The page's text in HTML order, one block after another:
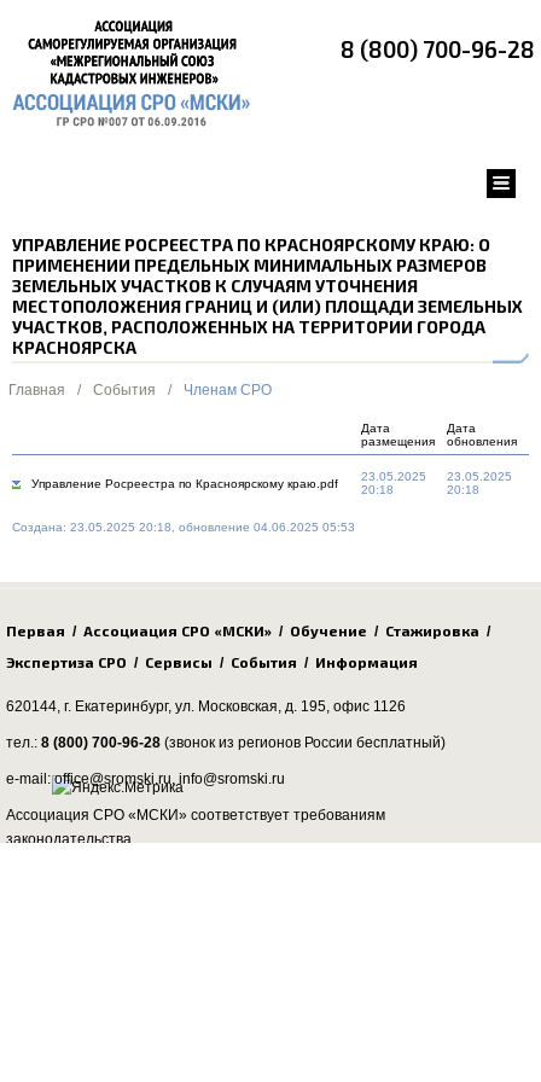
8 (800) 700-96-28
УПРАВЛЕНИЕ РОСРЕЕСТРА ПО КРАСНОЯРСКОМУ КРАЮ: О
ПРИМЕНЕНИИ ПРЕДЕЛЬНЫХ МИНИМАЛЬНЫХ РАЗМЕРОВ
ЗЕМЕЛЬНЫХ УЧАСТКОВ К СЛУЧАЯМ УТОЧНЕНИЯ
МЕСТОПОЛОЖЕНИЯ ГРАНИЦ И (ИЛИ) ПЛОЩАДИ ЗЕМЕЛЬНЫХ
УЧАСТКОВ, РАСПОЛОЖЕННЫХ НА ТЕРРИТОРИИ ГОРОДА
КРАСНОЯРСКА
Главная / События / Членам СРО
Дата
размещения
Дата
обновления
Управление Росреестра по Красноярскому краю.pdf
23.05.2025
20:18
23.05.2025
20:18
Создана: 23.05.2025 20:18, обновление 04.06.2025 05:53
Первая / Ассоциация СРО «МСКИ» / Обучение / Стажировка /
Экспертиза СРО / Сервисы / События / Информация
620144, г. Екатеринбург, ул. Московская, д. 195, офис 1126
тел.: 8 (800) 700-96-28 (звонок из регионов России бесплатный)
e-mail: office@sromski.ru, info@sromski.ru
Ассоциация СРО «МСКИ» соответствует требованиям
законодательства